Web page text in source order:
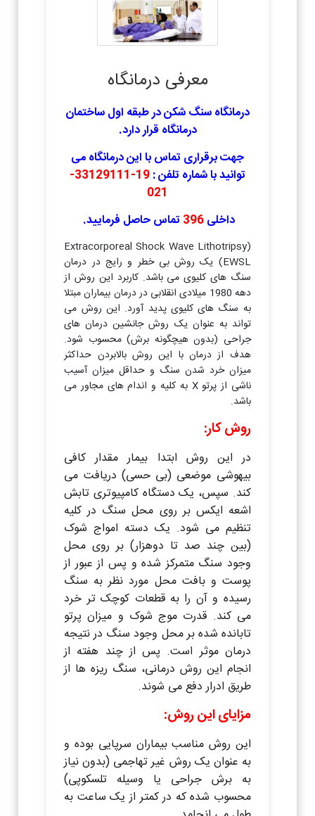
معرفی درمانگاه
درمانگاه سنگ شکن در طبقه اول ساختمان
درمانگاه قرار دارد.
جهت برقراری تماس با این درمانگاه می
توانید با شماره تلفن :
19-33129111-
021
داخلی
تماس حاصل فرمایید.
(Extracorporeal Shock Wave Lithotripsy
(EWSL یک روش بی خطر و رایج در درمان
سنگ های کلیوی می باشد. کاربرد این روش از
دهه 1980 میلادی انقلابی در درمان بیماران مبتلا
به سنگ های کلیوی پدید آورد. این روش می
تواند به عنوان یک روش جانشین درمان های
جراحی (بدون هیچگونه برش) محسوب شود.
هدف از درمان با این روش بالابردن حداکثر
میزان خرد شدن سنگ و حداقل میزان آسیب
ناشی از پرتو X به کلیه و اندام های مجاور می
باشد.
روش کار:
در این روش ابتدا بیمار مقدار کافی
بیهوشی موضعی (بی حسی) دریافت می
کند. سپس، یک دستگاه کامپیوتری تابش
اشعه ایکس بر روی محل سنگ در کلیه
تنظیم می شود. یک دسته امواج شوک
(بین چند صد تا دوهزار) بر روی محل
وجود سنگ متمرکز شده و پس از عبور از
پوست و بافت محل مورد نظر به سنگ
رسیده و آن را به قطعات کوچک تر خرد
می کند. قدرت موج شوک و میزان پرتو
تابانده شده بر محل وجود سنگ در نتیجه
درمان موثر است. پس از چند هفته از
انجام این روش درمانی، سنگ ریزه ها از
طریق ادرار دفع می شوند.
مزایای این روش:
این روش مناسب بیماران سرپایی بوده و
به عنوان یک روش غیر تهاجمی (بدون نیاز
به برش جراحی یا وسیله تلسکوپی)
محسوب شده که در کمتر از یک ساعت به